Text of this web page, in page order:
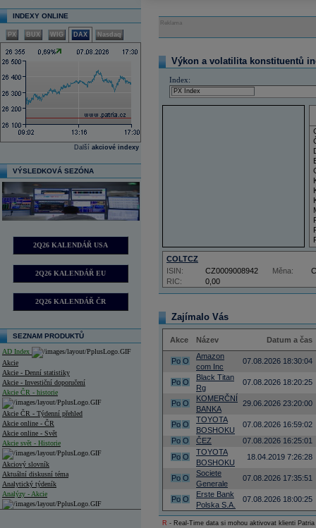
INDEXY ONLINE
PX BUX WIG DAX Nasdaq
Další akciové indexy
VÝSLEDKOVÁ SEZÓNA
2Q26 KALENDÁŘ USA
2Q26 KALENDÁŘ EU
2Q26 KALENDÁŘ ČR
SEZNAM PRODUKTŮ
AD Index
Akcie
Akcie - Denní statistiky
Akcie - Investiční doporučení
Akcie ČR - historie
Akcie ČR - Týdenní přehled
Akcie online - ČR
Akcie online - Svět
Akcie svět - Historie
Akciový slovník
Aktuální diskusní téma
Analytický týdeník
Analýzy - Akcie
Reklama
Výkon a volatilita konstituentů
Index:
COLTCZ
RIC: 0,00
ISIN: CZ0009008942 Měna:
Zajímalo Vás
Akce Název Datum a čas
Po O
Amazon
com Inc
07.08.2026 18:30:04
Po O
Black Titan
Rg
07.08.2026 18:20:25
Po O
KOMERČNÍ
BANKA
29.06.2026 23:20:00
Po O
TOYOTA
BOSHOKU
07.08.2026 16:59:02
Po O ČEZ
07.08.2026 16:25:01
Po O
TOYOTA
BOSHOKU
18.04.2019 7:26:28
Po O
Societe
Generale
07.08.2026 17:35:51
Po O
Erste Bank
Polska S.A.
07.08.2026 18:00:25
R - Real-Time data si mohou aktivovat klienti